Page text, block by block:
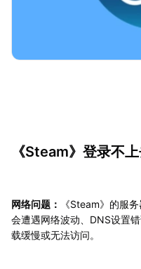
《Steam》登录不
网络问题：
《Steam》的服
会遭遇网络波动、DNS设置
载缓慢或无法访问。